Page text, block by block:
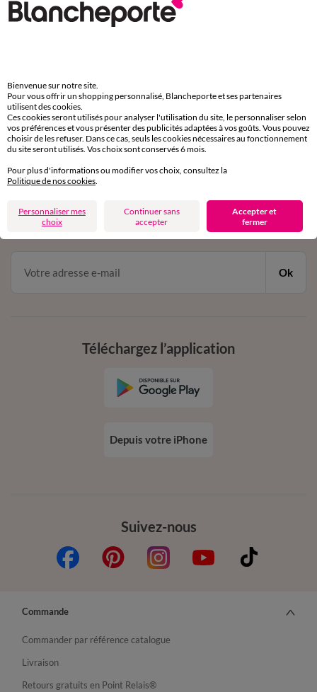
Livraison express
domicile, relais, consignes automatiques
Service clients
par chat et par téléphone
de 8h00 à 20h00 du lundi au samedi
en vous inscrivant à la newsletter
dès 20€ d’achat
conditions dans votre email de confirmation
Ok
Suivez-nous
Téléchargez l’application
Depuis votre iPhone
Commande
Commander par référence catalogue
Livraison
Retours gratuits en Point Relais®
Bienvenue sur notre site.
Pour vous offrir un shopping personnalisé, Blancheporte et ses partenaires
utilisent des cookies.
Ces cookies seront utilisés pour analyser l'utilisation du site, le personnaliser selon
vos préférences et vous présenter des publicités adaptées à vos goûts. Vous pouvez
choisir de les refuser. Dans ce cas, seuls les cookies nécessaires au fonctionnement
du site seront utilisés. Vos choix sont conservés 6 mois.
Pour plus d'informations ou modifier vos choix, consultez la
Politique de nos cookies.
Personnaliser mes
choix
Continuer sans
accepter
Accepter et
fermer